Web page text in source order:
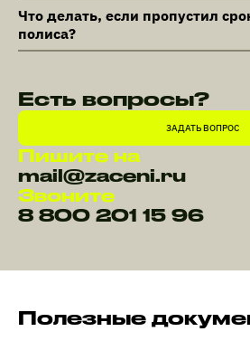
Что делать, если пропустил
полиса?
Есть вопросы?
ЗАДАТЬ ВОПРОС
Пишите на
mail@zaceni.ru
Звоните
8 800 201 15 96
Полезные